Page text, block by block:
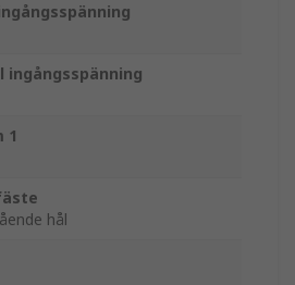
ingångsspänning
1
hål